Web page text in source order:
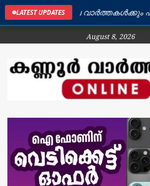
LATEST UPDATES
ജില്ലയിലെ വാർത്തകൾക്കും
August 8, 2026